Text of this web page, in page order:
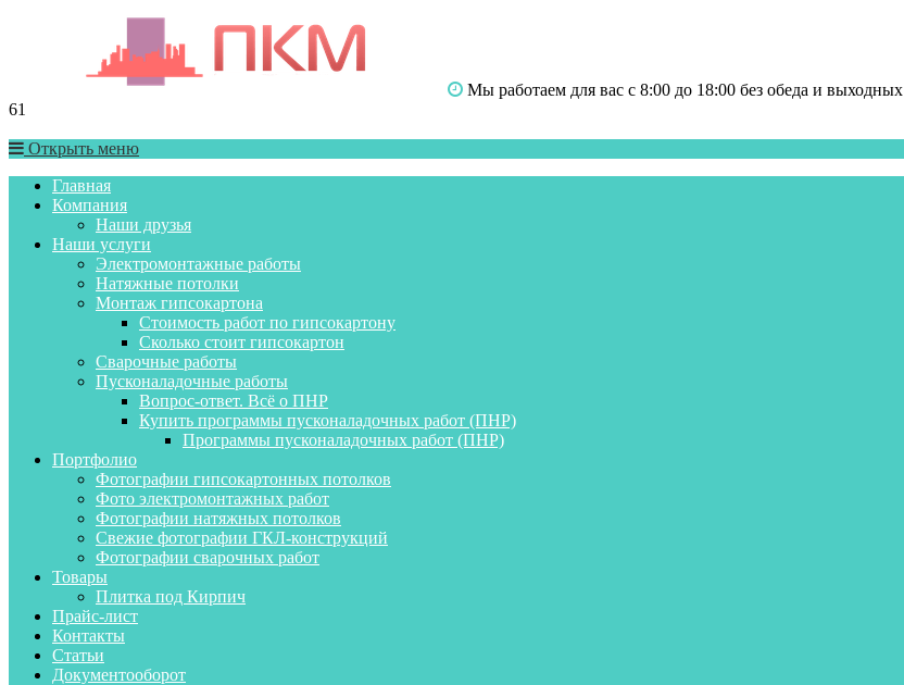
Мы работаем для вас с 8:00 до 18:00 без обеда и выходных
61
Открыть меню
Главная
Компания
Наши друзья
Наши услуги
Электромонтажные работы
Натяжные потолки
Монтаж гипсокартона
Стоимость работ по гипсокартону
Сколько стоит гипсокартон
Сварочные работы
Пусконаладочные работы
Вопрос-ответ. Всё о ПНР
Купить программы пусконаладочных работ (ПНР)
Программы пусконаладочных работ (ПНР)
Портфолио
Фотографии гипсокартонных потолков
Фото электромонтажных работ
Фотографии натяжных потолков
Свежие фотографии ГКЛ-конструкций
Фотографии сварочных работ
Товары
Плитка под Кирпич
Прайс-лист
Контакты
Статьи
Документооборот